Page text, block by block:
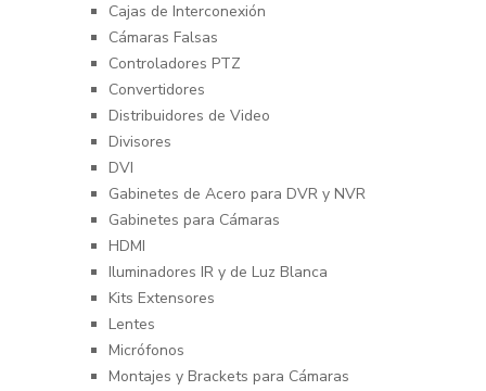
Cajas de Interconexión
Cámaras Falsas
Controladores PTZ
Convertidores
Distribuidores de Video
Divisores
DVI
Gabinetes de Acero para DVR y NVR
Gabinetes para Cámaras
HDMI
Iluminadores IR y de Luz Blanca
Kits Extensores
Lentes
Micrófonos
Montajes y Brackets para Cámaras